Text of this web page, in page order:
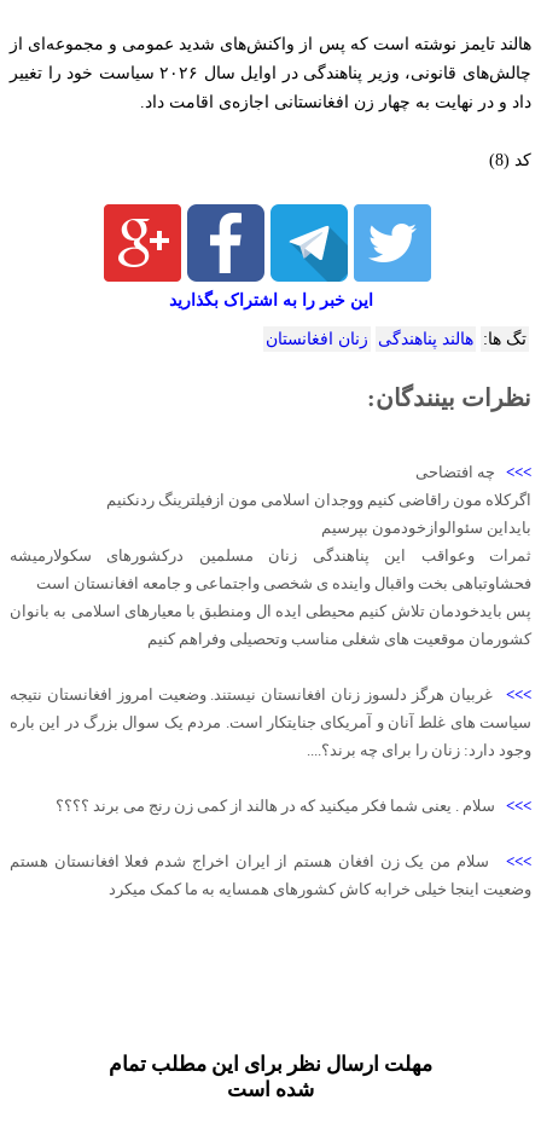
هالند تایمز نوشته است که پس از واکنش‌های شدید عمومی و ‏مجموعه‌ای از
چالش‌های قانونی، وزیر پناهندگی در اوایل سال ‌‏۲۰۲۶ سیاست خود را تغییر
داد و در نهایت به چهار زن ‏افغانستانی اجازه‌ی اقامت داد.‏
کد (8)
این خبر را به اشتراک بگذارید
تگ ها: هالند پناهندگی زنان افغانستان
نظرات بینندگان:
>>> چه افتضاحی
اگرکلاه مون راقاضی کنیم ووجدان اسلامی مون ازفیلترینگ ردنکنیم
بایداین سئوالوازخودمون بپرسیم
ثمرات وعواقب این پناهندگی زنان مسلمین درکشورهای سکولارمیشه
فحشاوتباهی بخت واقبال واینده ی شخصی واجتماعی و جامعه افغانستان است
پس بایدخودمان تلاش کنیم محیطی ایده ال ومنطبق با معیارهای اسلامی به بانوان
کشورمان موقعیت های شغلی مناسب وتحصیلی وفراهم کنیم
>>>غربیان هرگز دلسوز زنان افغانستان نیستند. وضعیت امروز افغانستان نتیجه
سیاست های غلط آنان و آمریکای جنایتکار است. مردم یک سوال بزرگ در این باره
وجود دارد: زنان را برای چه برند؟....
>>> سلام . یعنی شما فکر میکنید که در هالند از کمی زن رنج می برند ؟؟؟؟
>>> سلام من یک زن افغان هستم از ایران اخراج شدم فعلا افغانستان هستم
وضعیت اینجا خیلی خرابه کاش کشورهای همسایه به ما کمک میکرد
مهلت ارسال نظر برای این مطلب تمام
شده است